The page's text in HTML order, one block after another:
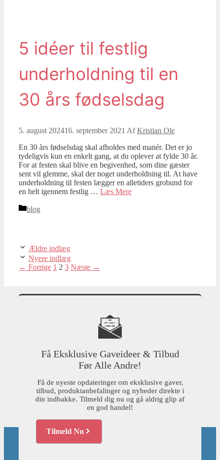
5 idéer til festlig
underholdning til en
30 års fødselsdag
5. august 202416. september 2021 AfKristian Ole
En 30 års fødselsdag skal afholdes med manér. Det er jo
tydeligvis kun en enkelt gang, at du oplever at fylde 30 år.
For at festen skal blive en begivenhed, som dine gæster
sent vil glemme, skal der noget underholdning til. At have
underholdning til festen lægger en alletiders grobund for
en helt igennem festlig … Læs Mere
Kategorier
blog
Ældre indlæg
Nyere indlæg
← Forrige Side
1 Side
2 Side
3 Næste →
Få Eksklusive Gaveideer & Tilbud
Før Alle Andre!
Få de nyeste opdateringer om eksklusive gaver,
tilbud, produktanbefalinger og nyheder direkte i
din indbakke. Tilmeld dig nu og gå aldrig glip af
en god handel!
Tilmeld Nu